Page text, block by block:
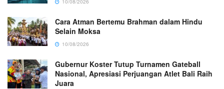
10/08/2026
Cara Atman Bertemu Brahman dalam Hindu
Selain Moksa
10/08/2026
Gubernur Koster Tutup Turnamen Gateball
Nasional, Apresiasi Perjuangan Atlet Bali Raih
Juara